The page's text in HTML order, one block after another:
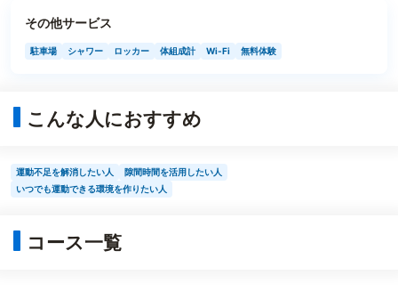
その他サービス
駐車場 シャワー ロッカー 体組成計 Wi-Fi 無料体験
こんな人におすすめ
運動不足を解消したい人
隙間時間を活用したい人
いつでも運動できる環境を作りたい人
コース一覧